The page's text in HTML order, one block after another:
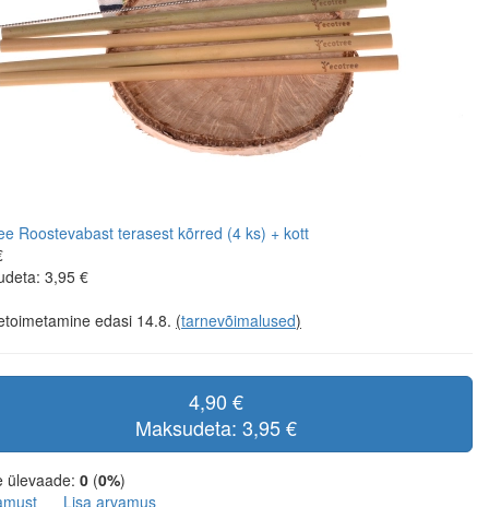
3,95 €
edasi 14.8. (tarnevõimalused)
4,90 €
Maksudeta: 3,95 €
ülevaade: 0 (0%)
Lisa arvamus